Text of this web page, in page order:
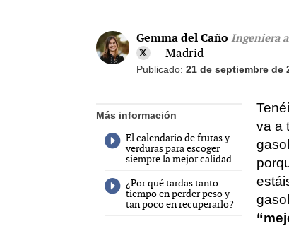
Gemma del Caño Ingeniera
Madrid
Publicado: 21 de septiembre de
Más información
El calendario de frutas y
verduras para escoger
siempre la mejor calidad
¿Por qué tardas tanto
tiempo en perder peso y
tan poco en recuperarlo?
va a